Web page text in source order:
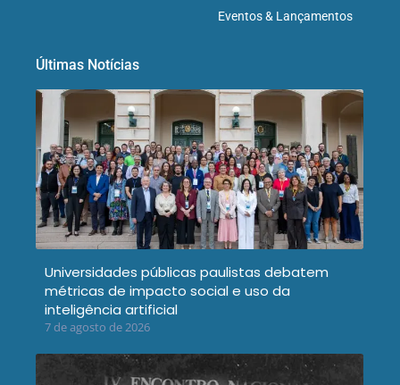
Eventos & Lançamentos
Últimas Notícias
Universidades públicas paulistas debatem
métricas de impacto social e uso da
inteligência artificial
7 de agosto de 2026